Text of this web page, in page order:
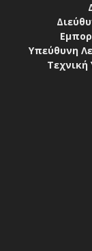
Υπεύθυνη
Τεχνική